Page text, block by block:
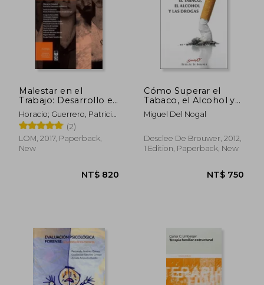
NT$ 1,138 NT$
Malestar en el
Trabajo: Desarrollo e
Intervención (in
Spanish)
Horacio; Guerrero, Patricia
(Editores); Urrutia, María
Valentina; Guerrero
Morales, Patricia
(Traductoras) Foladori
(2)
LOM, 2017, Paperback,
New
Cómo Superar el
Tabaco, el Alcohol y
las Drogas (in
Spanish)
Miguel Del Nogal
Desclee De Brouwer, 2012,
1 Edition, Paperback, New